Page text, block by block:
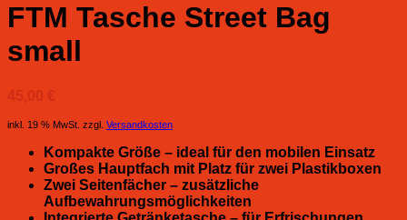
FTM Tasche Street Bag
small
45,00 €
inkl. 19 % MwSt. zzgl. Versandkosten
Kompakte Größe – ideal für den mobilen Einsatz
Großes Hauptfach mit Platz für zwei Plastikboxen
Zwei Seitenfächer – zusätzliche
Aufbewahrungsmöglichkeiten